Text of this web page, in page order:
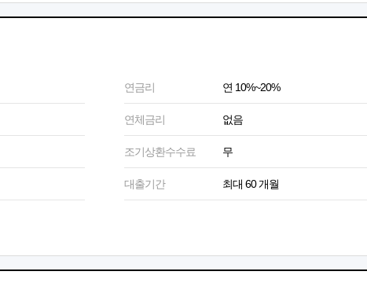
연금리 연 10%~20%
연체금리 없음
조기상환수수료 무
대출기간 최대 60 개월